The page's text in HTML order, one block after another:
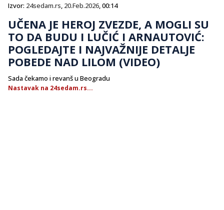
Izvor: 24sedam.rs, 20.Feb.2026, 00:14
UČENA JE HEROJ ZVEZDE, A MOGLI SU
TO DA BUDU I LUČIĆ I ARNAUTOVIĆ:
POGLEDAJTE I NAJVAŽNIJE DETALJE
POBEDE NAD LILOM (VIDEO)
Sada čekamo i revanš u Beogradu
Nastavak na 24sedam.rs...